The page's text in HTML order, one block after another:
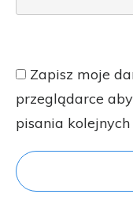
Zapisz moje
przeglądarce
pisania